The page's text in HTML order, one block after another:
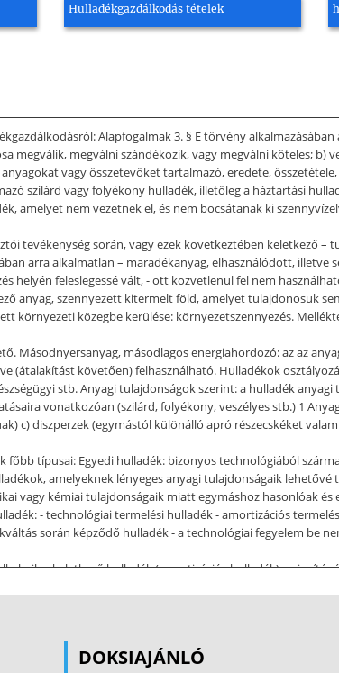
Hulladékgazdálkodás tételek
Alapfogalmak 3. § E törvény alkalmazásában
megválni szándékozik, vagy megválni köteles; b)
vagy összetevőket tartalmazó, eredete,
szilárd vagy folyékony hulladék, illetőleg a háztartási
amelyet nem vezetnek el, és nem bocsátanak ki
tevékenység során, vagy ezek következtében keletkező –
arra alkalmatlan – maradékanyag, elhasználódott, illetve
helyén feleslegessé vált, - ott közvetlenül fel nem
anyag, szennyezett kitermelt föld, amelyet tulajdonosuk
közegbe kerülése: környezetszennyezés.
másodlagos energiahordozó: az az
követően) felhasználható. Hulladékok
stb. Anyagi tulajdonságok szerint: a hulladék
vonatkozóan (szilárd, folyékony, veszélyes stb.) 1
c) diszperzek (egymástól különálló apró részecskéket
típusai: Egyedi hulladék: bizonyos technológiából
amelyeknek lényeges anyagi tulajdonságaik
vagy kémiai tulajdonságaik miatt egymáshoz hasonlóak
- technológiai termelési hulladék - amortizációs
során képződő hulladék - a technológiai fegyelem be
keletkező hulladék (amortizációs hulladék) - a javító-
• települési szilárd
DOKSIAJÁNLÓ